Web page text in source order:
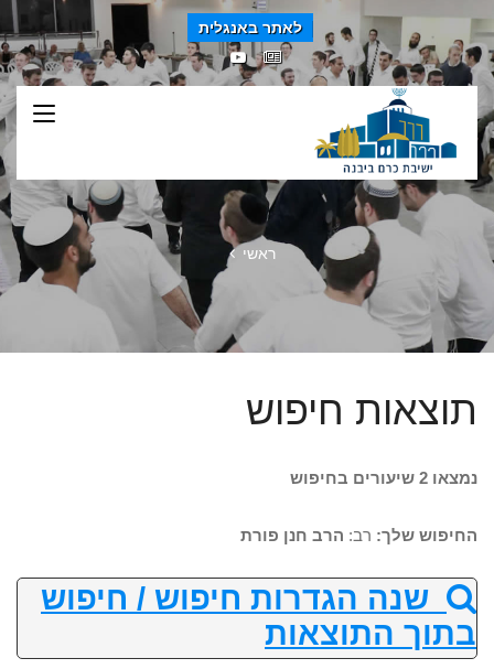
לאתר באנגלית
ראשי
תוצאות חיפוש
נמצאו 2 שיעורים בחיפוש
החיפוש שלך: רב: הרב חנן פורת
שנה הגדרות חיפוש / חיפוש
בתוך התוצאות